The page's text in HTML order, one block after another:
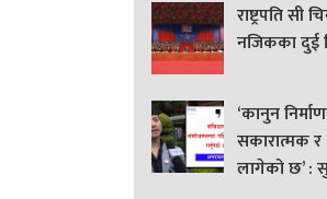
राष्ट्रपति सी
नजिकका दुई
‘कानुन
सकारात्मक
लागेको छ’ :